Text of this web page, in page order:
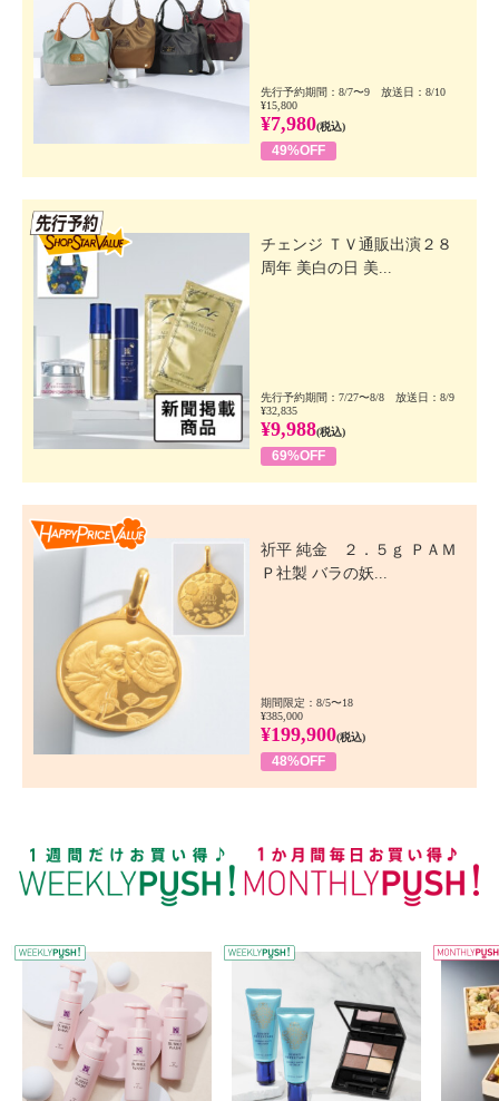
先行予約期間：8/7〜9 放送日：8/10
¥15,800
¥7,980(税込)
49%OFF
チェンジ ＴＶ通販出演２８
周年 美白の日 美...
先行予約期間：7/27〜8/8 放送日：8/9
¥32,835
¥9,988(税込)
69%OFF
祈平 純金 ２．５ｇ ＰＡＭ
Ｐ社製 バラの妖...
期間限定：8/5〜18
¥385,000
¥199,900(税込)
48%OFF
WEEKLY PUSH